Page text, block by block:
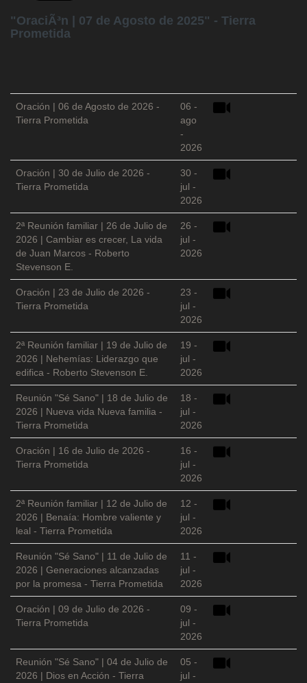
"OraciÃ³n | 07 de Agosto de 2025" - Tierra
Prometida
Oración | 06 de Agosto de 2026 -
Tierra Prometida
06 -
ago
-
2026
Oración | 30 de Julio de 2026 -
Tierra Prometida
30 -
jul -
2026
2ª Reunión familiar | 26 de Julio de
2026 | Cambiar es crecer, La vida
de Juan Marcos - Roberto
Stevenson E.
26 -
jul -
2026
Oración | 23 de Julio de 2026 -
Tierra Prometida
23 -
jul -
2026
2ª Reunión familiar | 19 de Julio de
2026 | Nehemías: Liderazgo que
edifica - Roberto Stevenson E.
19 -
jul -
2026
Reunión "Sé Sano" | 18 de Julio de
2026 | Nueva vida Nueva familia -
Tierra Prometida
18 -
jul -
2026
Oración | 16 de Julio de 2026 -
Tierra Prometida
16 -
jul -
2026
2ª Reunión familiar | 12 de Julio de
2026 | Benaía: Hombre valiente y
leal - Tierra Prometida
12 -
jul -
2026
Reunión "Sé Sano" | 11 de Julio de
2026 | Generaciones alcanzadas
por la promesa - Tierra Prometida
11 -
jul -
2026
Oración | 09 de Julio de 2026 -
Tierra Prometida
09 -
jul -
2026
Reunión "Sé Sano" | 04 de Julio de
2026 | Dios en Acción - Tierra
05 -
jul -